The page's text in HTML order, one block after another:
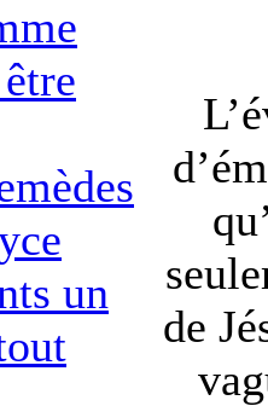
un
de